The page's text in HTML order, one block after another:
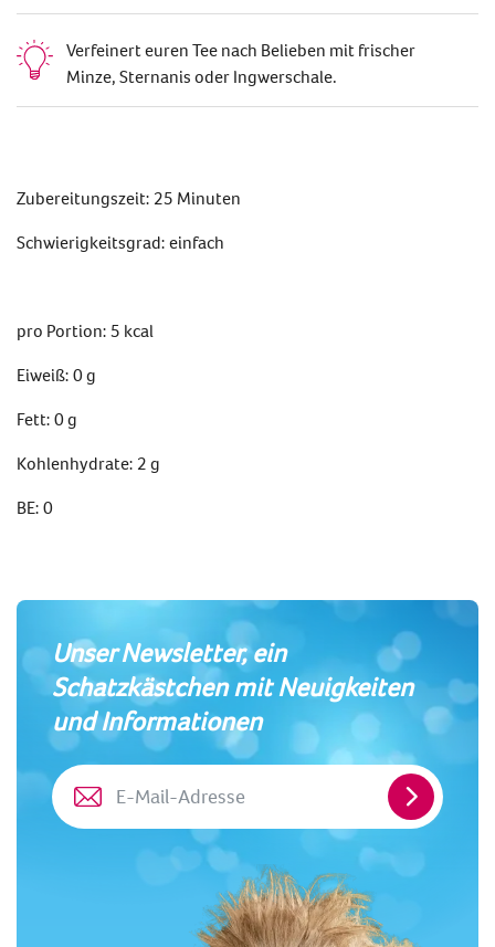
Unser Newsletter, ein
Schatzkästchen mit Neuigkeiten
und Informationen
E-
Mail-
Verfeinert euren Tee nach Belieben mit frischer
Minze, Sternanis oder Ingwerschale.
Zubereitungszeit: 25 Minuten
Schwierigkeitsgrad: einfach
pro Portion: 5 kcal
Eiweiß: 0 g
Fett: 0 g
Kohlenhydrate: 2 g
BE: 0